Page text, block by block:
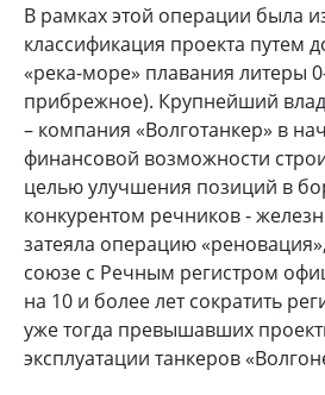
В рамках этой операции была
классификация проекта путем
«река-море» плавания литеры
прибрежное). Крупнейший
– компания «Волготанкер» в
финансовой возможности
целью улучшения позиций в
конкурентом речников -
затеяла операцию
союзе с Речным регистром
на 10 и более лет сократить
уже тогда превышавших
эксплуатации танкеров